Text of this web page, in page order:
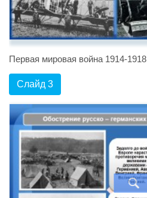
Первая мировая война 1914-1918
Слайд 3